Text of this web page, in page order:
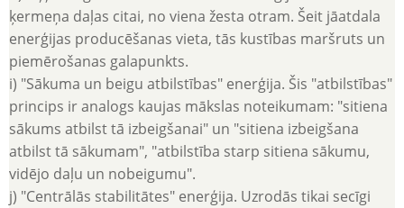
ķermeņa daļas citai, no viena žesta otram. Šeit jāatdala
enerģijas producēšanas vieta, tās kustības maršruts un
piemērošanas galapunkts.
i) "Sākuma un beigu atbilstības" enerģija. Šis "atbilstības"
princips ir analogs kaujas mākslas noteikumam: "sitiena
sākums atbilst tā izbeigšanai" un "sitiena izbeigšana
atbilst tā sākumam", "atbilstība starp sitiena sākumu,
vidējo daļu un nobeigumu".
j) "Centrālās stabilitātes" enerģija. Uzrodās tikai secīgi